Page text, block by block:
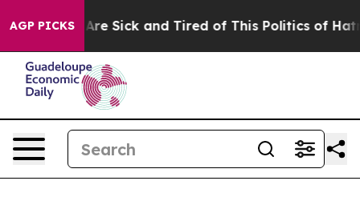
AGP PICKSAre Sick and Tired of This Politics of Hatred”